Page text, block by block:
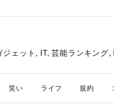
ジェット, IT, 芸能ランキング
笑い ライフ 規約